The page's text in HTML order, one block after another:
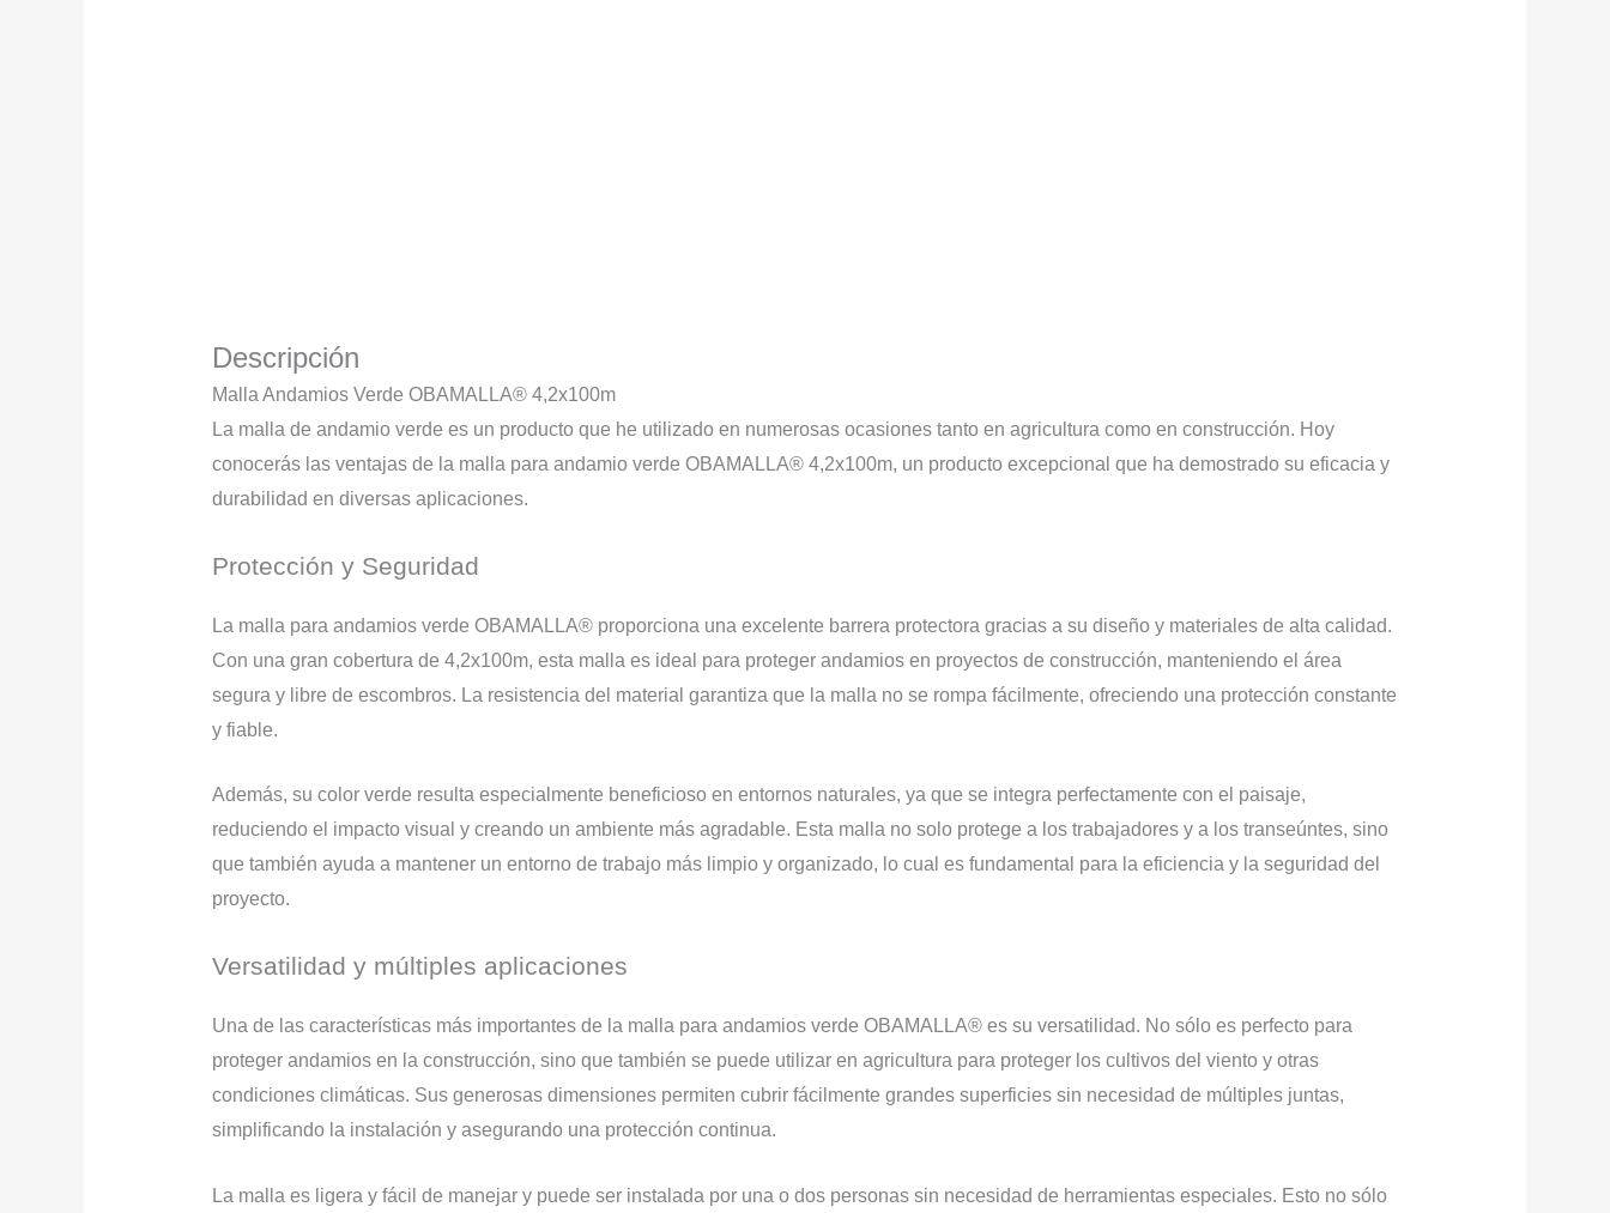
Descripción
Malla Andamios Verde OBAMALLA® 4,2x100m
La malla de andamio verde es un producto que he utilizado en numerosas ocasiones tanto en agricultura como en construcción. Hoy
conocerás las ventajas de la malla para andamio verde OBAMALLA® 4,2x100m, un producto excepcional que ha demostrado su eficacia y
durabilidad en diversas aplicaciones.
Protección y Seguridad
La malla para andamios verde OBAMALLA® proporciona una excelente barrera protectora gracias a su diseño y materiales de alta calidad.
Con una gran cobertura de 4,2x100m, esta malla es ideal para proteger andamios en proyectos de construcción, manteniendo el área
segura y libre de escombros. La resistencia del material garantiza que la malla no se rompa fácilmente, ofreciendo una protección constante
y fiable.
Además, su color verde resulta especialmente beneficioso en entornos naturales, ya que se integra perfectamente con el paisaje,
reduciendo el impacto visual y creando un ambiente más agradable. Esta malla no solo protege a los trabajadores y a los transeúntes, sino
que también ayuda a mantener un entorno de trabajo más limpio y organizado, lo cual es fundamental para la eficiencia y la seguridad del
proyecto.
Versatilidad y múltiples aplicaciones
Una de las características más importantes de la malla para andamios verde OBAMALLA® es su versatilidad. No sólo es perfecto para
proteger andamios en la construcción, sino que también se puede utilizar en agricultura para proteger los cultivos del viento y otras
condiciones climáticas. Sus generosas dimensiones permiten cubrir fácilmente grandes superficies sin necesidad de múltiples juntas,
simplificando la instalación y asegurando una protección continua.
La malla es ligera y fácil de manejar y puede ser instalada por una o dos personas sin necesidad de herramientas especiales. Esto no sólo